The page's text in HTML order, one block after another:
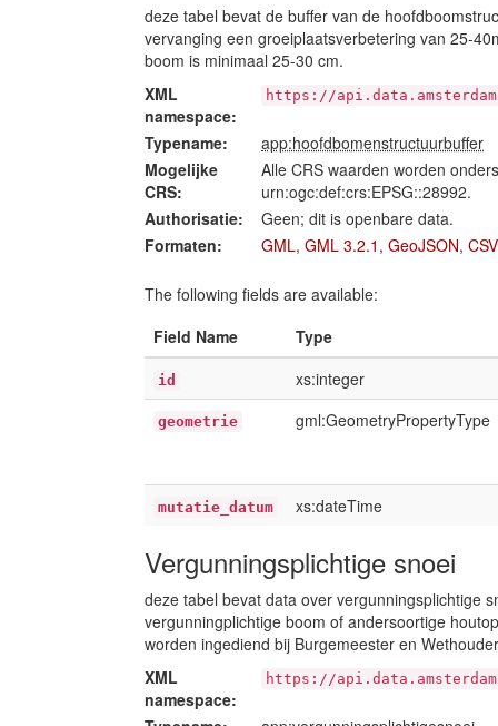
deze tabel bevat de buffer van de
vervanging een groeiplaatsverbetering van 25-
boom is minimaal 25-30 cm.
XML
namespace:
https://
Typename:
app:hoofdbomenstructuurbuffer
Mogelijke
CRS:
Alle CRS waarden worden
urn:ogc:def:crs:EPSG::28992.
Authorisatie:
Geen; dit is openbare data.
Formaten:
GML, GML 3.2.1 , GeoJSON, CSV
The following fields are available:
Field Name
Type
id xs:integer
geometrie gml:GeometryPropertyType
mutatie_datum xs:dateTime
Vergunningsplichtige snoei
deze tabel bevat data over vergunningsplichtige
vergunningplichtige boom of andersoortige
worden ingediend bij Burgemeester en
XML
namespace:
https://